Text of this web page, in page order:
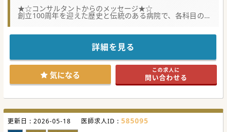
★☆コンサルタントからのメッセージ★☆
創立100周年を迎えた歴史と伝統のある病院で、各科目の常
勤医師を募集しております。
様々な症例を積むことが出来ますので、スキルアップしたい
#秋入職可
詳細を見る
気になる この求人に
問い合わせる
更新日 : 2026-05-18 医師求人ID : 585095